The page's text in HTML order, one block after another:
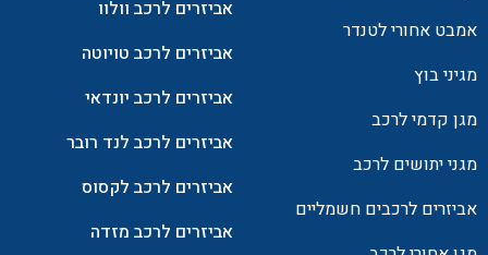
אמבט אחורי לטנדר
מגיני בוץ
מגן קדמי לרכב
מגני יתושים לרכב
אביזרים לרכבים חשמליים
אביזרים לרכב וולוו
אביזרים לרכב טויוטה
אביזרים לרכב יונדאי
אביזרים לרכב לנד רובר
אביזרים לרכב לקסוס
אביזרים לרכב מזדה